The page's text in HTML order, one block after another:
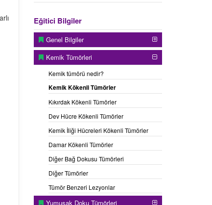
Eğitici Bilgiler
Genel Bilgiler
Kemik Tümörleri
Kemik tümörü nedir?
Kemik Kökenli Tümörler
Kıkırdak Kökenli Tümörler
Dev Hücre Kökenli Tümörler
Kemik İliği Hücreleri Kökenli Tümörler
Damar Kökenli Tümörler
Diğer Bağ Dokusu Tümörleri
Diğer Tümörler
Tümör Benzeri Lezyonlar
Yumuşak Doku Tümörleri